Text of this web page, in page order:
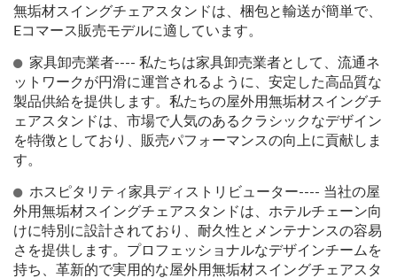
無垢材スイングチェアスタンドは、梱包と輸送が簡単で、
Eコマース販売モデルに適しています。
家具卸売業者---- 私たちは家具卸売業者として、流通ネ
ットワークが円滑に運営されるように、安定した高品質な
製品供給を提供します。私たちの屋外用無垢材スイングチ
ェアスタンドは、市場で人気のあるクラシックなデザイン
を特徴としており、販売パフォーマンスの向上に貢献しま
す。
ホスピタリティ家具ディストリビューター---- 当社の屋
外用無垢材スイングチェアスタンドは、ホテルチェーン向
けに特別に設計されており、耐久性とメンテナンスの容易
さを提供します。プロフェッショナルなデザインチームを
持ち、革新的で実用的な屋外用無垢材スイングチェアスタ